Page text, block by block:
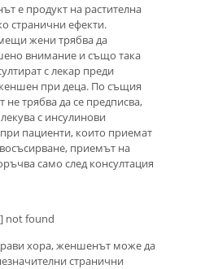
е продукт на растителна
странични ефекти.
жени трябва да
внимание и също така
с лекар преди
при деца. По същия
трябва да се предписва,
с инсулинови
пациенти, които приемат
приемът на
само след консултация
not found
хора, женшенът може да
странични